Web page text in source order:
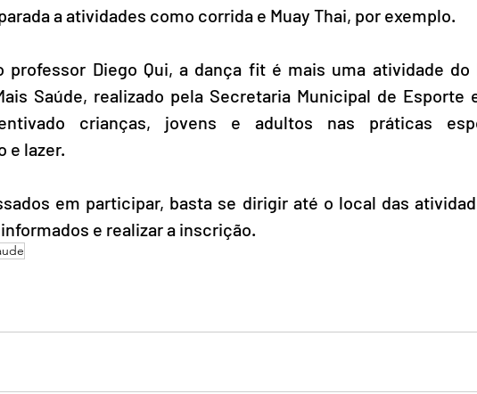
a atividades como corrida e Muay Thai, por exemplo.
professor Diego Qui, a dança fit é mais uma atividade do
Saúde, realizado pela Secretaria Municipal de Esporte
crianças, jovens e adultos nas práticas
e lazer.
em participar, basta se dirigir até o local das
e realizar a inscrição.